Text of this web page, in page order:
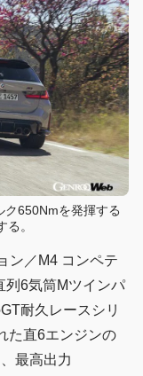
650Nmを発揮する
。
ン／M4 コンペテ
列6気筒Mツインパ
耐久レースシリ
た直6エンジンの
最高出力